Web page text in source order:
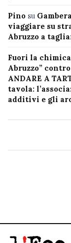
Pino su
viaggiare su
Abruzzo a
Fuori la
Abruzzo”
ANDARE A
tavola:
additivi e gli